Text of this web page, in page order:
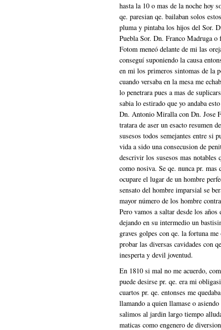
hasta la 10 o mas de la noche hoy
qe. paresian qe. bailaban solos
pluma y pintaba los hijos del Sor.
Puebla Sor. Dn. Franco Madruga
Fotom meneó delante de mi las
conseguí suponiendo la causa
en mi los primeros sintomas de la
cuando versaba en la mesa me
lo penetrara pues a mas de
sabia lo estirado que yo andaba
Dn. Antonio Miralla con Dn. Jose
tratara de aser un esacto resumen
susesos todos semejantes entre si
vida a sido una consecusion de
descrivir los susesos mas notables
como nosiva. Se qe. nunca pr.
ocupare el lugar de un hombre
sensato del hombre imparsial se
mayor número de los hombre
Pero vamos a saltar desde los
dejando en su intermedio un
graves golpes con qe. la fortuna
probar las diversas cavidades con
inesperta y devil joventud.
En 1810 si mal no me acuerdo,
puede desirse pr. qe. era mi
cuartos pr. qe. entonses me
llamando a quien llamase o
salimos al jardin largo tiempo
maticas como engenero de